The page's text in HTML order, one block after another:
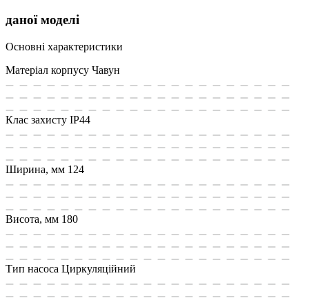
даної моделі
Основні характеристики
Матеріал корпусу Чавун
Клас захисту IP44
Ширина, мм 124
Висота, мм 180
Тип насоса Циркуляційний